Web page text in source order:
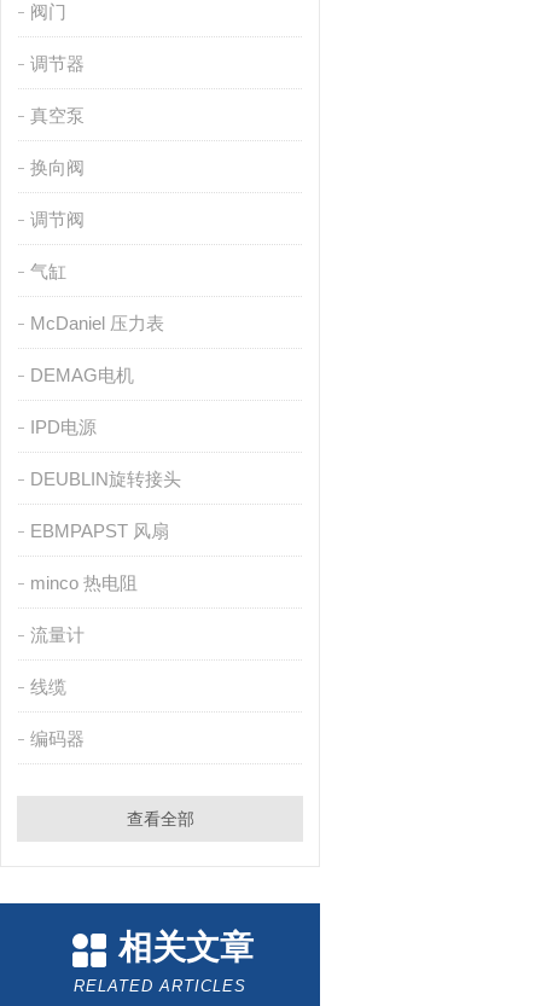
阀门
调节器
真空泵
换向阀
调节阀
气缸
McDaniel 压力表
DEMAG电机
IPD电源
DEUBLIN旋转接头
EBMPAPST 风扇
minco 热电阻
流量计
线缆
编码器
查看全部
相关文章
RELATED ARTICLES